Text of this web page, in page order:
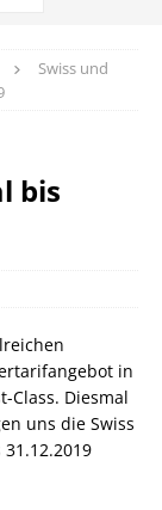
Swiss und
bis
in
Class. Diesmal
uns die Swiss